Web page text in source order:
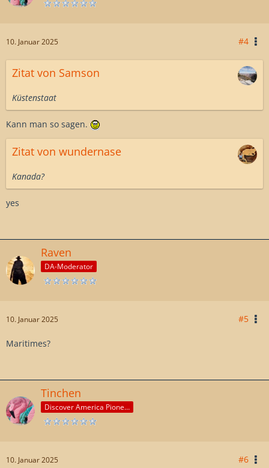
10. Januar 2025 #4
Zitat von Samson
Küstenstaat
Kann man so sagen.
Zitat von wundernase
Kanada?
yes
Raven
DA-Moderator
10. Januar 2025 #5
Maritimes?
Tinchen
Discover America Pioneer
10. Januar 2025 #6